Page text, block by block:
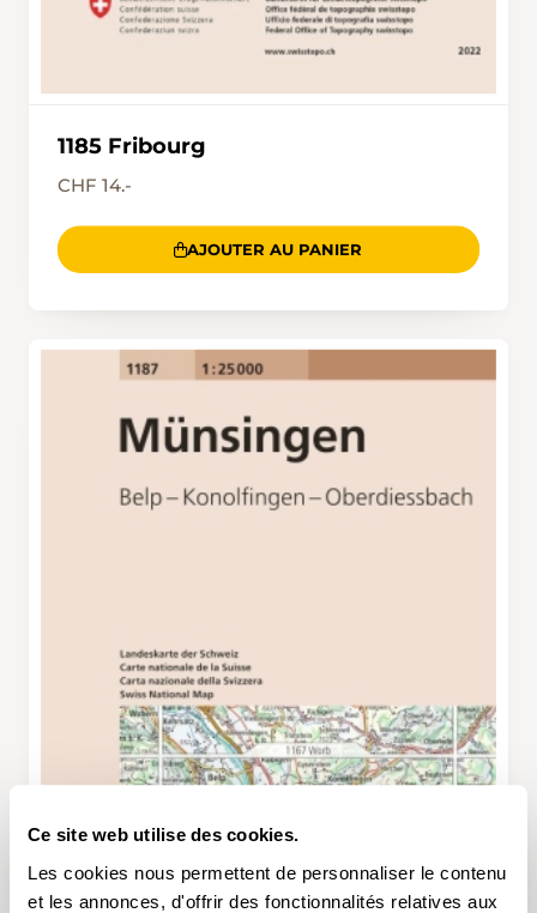
Ce site web utilise des cookies.
Les cookies nous permettent de personnaliser le contenu
et les annonces, d'offrir des fonctionnalités relatives aux
1185 Fribourg
CHF 14.-
AJOUTER AU PANIER